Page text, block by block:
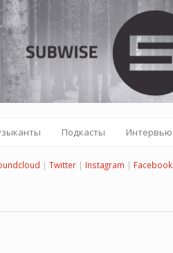
Подкасты Интервью
| Twitter | Instagram | Facebook